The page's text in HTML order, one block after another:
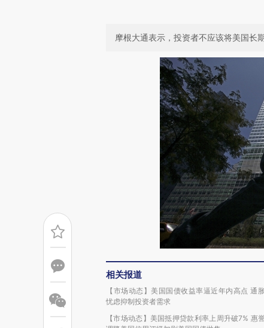
摩根大通表示，投资者不应该将美国长
相关报道
【市场动态】美国国债收益率逼近年内高点 通
忧虑抑制投资者需求
【市场动态】美国抵押贷款利率上周升破7% 惠